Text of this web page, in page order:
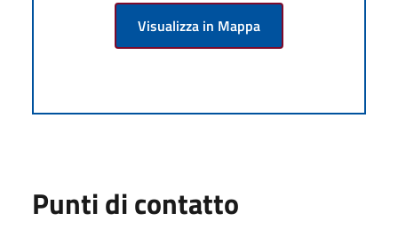
Visualizza in Mappa
Punti di contatto